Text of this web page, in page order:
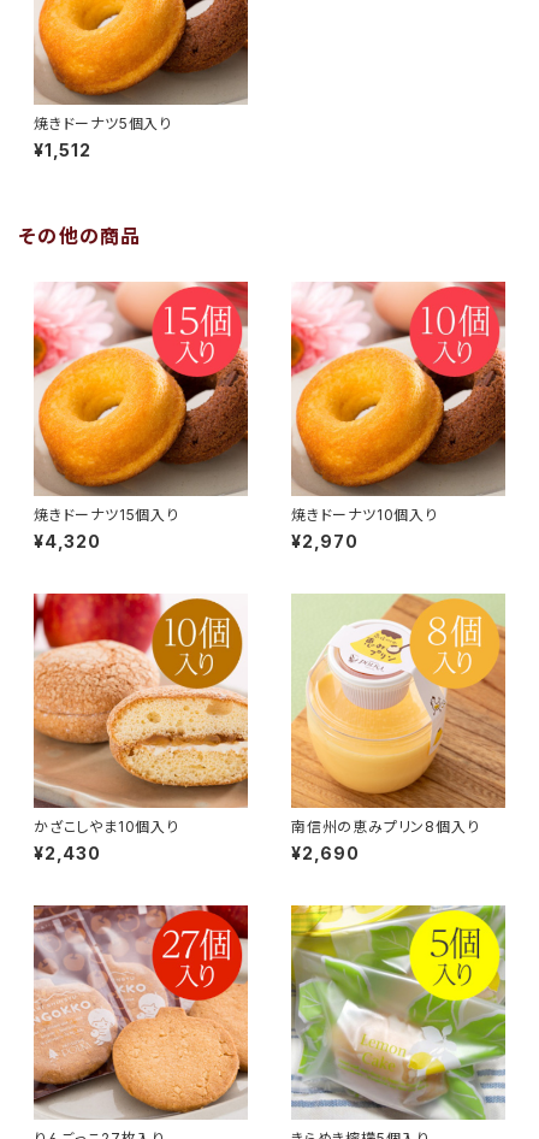
焼きドーナツ5個入り
¥1,512
その他の商品
焼きドーナツ15個入り
¥4,320
焼きドーナツ10個入り
¥2,970
かざこしやま10個入り
¥2,430
南信州の恵みプリン8個入り
¥2,690